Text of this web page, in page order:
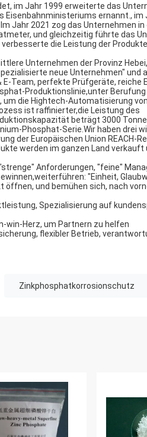
im Jahr 1999 erweiterte das
ernannt., im
Jahr 2021 zog das Unternehmen in
und gleichzeitig führte das
die Leistung der
Unternehmen der Provinz
neue Unternehmen" und
Team, perfekte Prüfgeräte, reiche
Produktionslinie,unter Berufung
die Hightech-Automatisierung
ist raffinierter,die Leistung des
beträgt 3000
Phosphat-Serie.Wir haben drei
der Europäischen Union REACH-
werden im ganzen Land verkauft
Anforderungen, "feine"
"Einheit,
und bemühen sich, nach
Spezialisierung auf
win-Herz, um Partnern zu helfen
flexibler Betrieb,
Zinkphosphatkorrosionschutz